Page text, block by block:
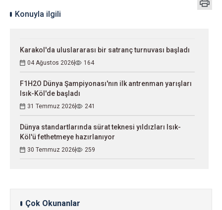
Konuyla ilgili
Karakol'da uluslararası bir satranç turnuvası başladı
04 Ağustos 2026 164
F1H2O Dünya Şampiyonası'nın ilk antrenman yarışları
Isık-Köl'de başladı
31 Temmuz 2026 241
Dünya standartlarında sürat teknesi yıldızları Isık-
Köl'ü fethetmeye hazırlanıyor
30 Temmuz 2026 259
Çok Okunanlar